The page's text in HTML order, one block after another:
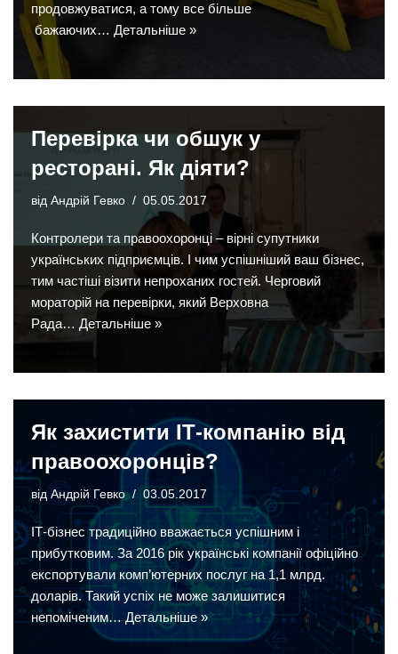
продовжуватися, а тому все більше
бажаючих… Детальніше »
Перевірка чи обшук у
ресторані. Як діяти?
від Андрій Гевко 05.05.2017
Контролери та правоохоронці – вірні супутники
українських підприємців. І чим успішніший ваш бізнес,
тим частіші візити непроханих гостей. Черговий
мораторій на перевірки, який Верховна
Рада… Детальніше »
Як захистити ІТ-компанію від
правоохоронців?
від Андрій Гевко 03.05.2017
ІТ-бізнес традиційно вважається успішним і
прибутковим. За 2016 рік українські компанії офіційно
експортували комп’ютерних послуг на 1,1 млрд.
доларів. Такий успіх не може залишитися
непоміченим…Детальніше »